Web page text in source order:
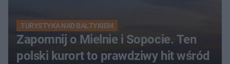
TURYSTYKA NAD BAŁTYKIEM
Zapomnij o Mielnie i Sopocie. Ten
polski kurort to prawdziwy hit wśród